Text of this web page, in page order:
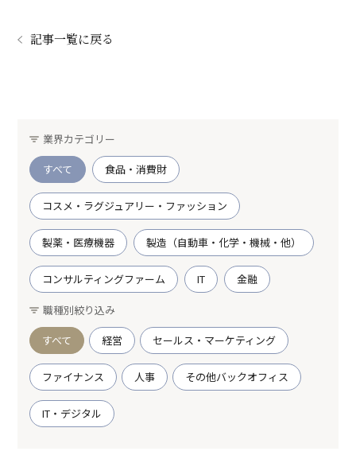
記事一覧に戻る
業界カテゴリー
すべて
食品・消費財
コスメ・ラグジュアリー・ファッション
製薬・医療機器 製造（自動車・化学・機械・他）
コンサルティングファーム IT 金融
職種別絞り込み
すべて
経営 セールス・マーケティング
ファイナンス 人事 その他バックオフィス
IT・デジタル